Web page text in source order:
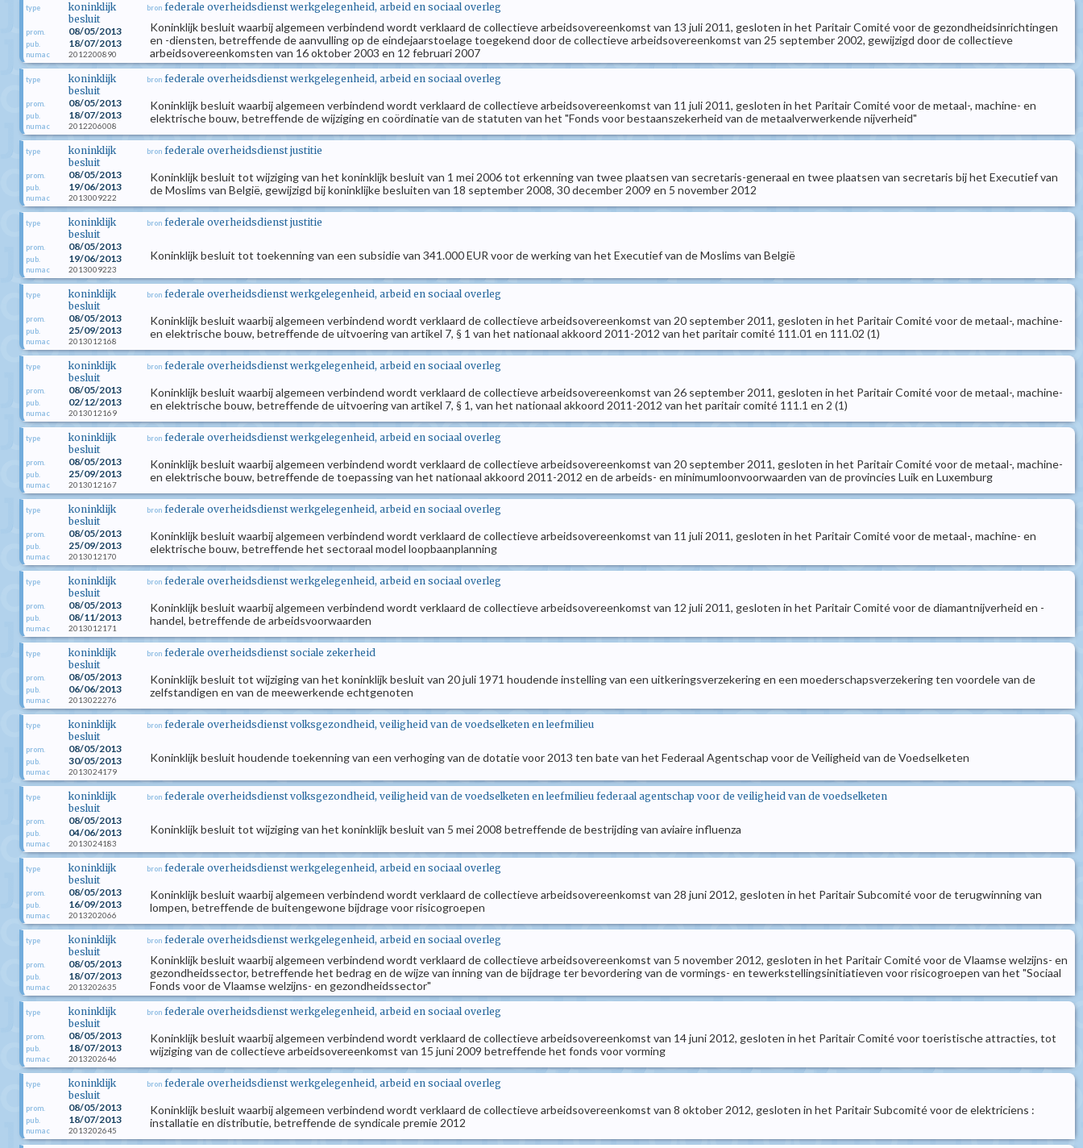
type
koninklijk
besluit
prom. 08/05/2013
pub. 18/07/2013
numac 2012200890
bron federale overheidsdienst werkgelegenheid, arbeid en sociaal overleg
Koninklijk besluit waarbij algemeen verbindend wordt verklaard de collectieve arbeidsovereenkomst van 13 juli 2011, gesloten in het Paritair Comité voor de gezondheidsinrichtingen
en -diensten, betreffende de aanvulling op de eindejaarstoelage toegekend door de collectieve arbeidsovereenkomst van 25 september 2002, gewijzigd door de collectieve
arbeidsovereenkomsten van 16 oktober 2003 en 12 februari 2007
type
koninklijk
besluit
prom. 08/05/2013
pub. 18/07/2013
numac 2012206008
bron federale overheidsdienst werkgelegenheid, arbeid en sociaal overleg
Koninklijk besluit waarbij algemeen verbindend wordt verklaard de collectieve arbeidsovereenkomst van 11 juli 2011, gesloten in het Paritair Comité voor de metaal-, machine- en
elektrische bouw, betreffende de wijziging en coördinatie van de statuten van het "Fonds voor bestaanszekerheid van de metaalverwerkende nijverheid"
type
koninklijk
besluit
prom. 08/05/2013
pub. 19/06/2013
numac 2013009222
bron federale overheidsdienst justitie
Koninklijk besluit tot wijziging van het koninklijk besluit van 1 mei 2006 tot erkenning van twee plaatsen van secretaris-generaal en twee plaatsen van secretaris bij het Executief van
de Moslims van België, gewijzigd bij koninklijke besluiten van 18 september 2008, 30 december 2009 en 5 november 2012
type
koninklijk
besluit
prom. 08/05/2013
pub. 19/06/2013
numac 2013009223
bron federale overheidsdienst justitie
Koninklijk besluit tot toekenning van een subsidie van 341.000 EUR voor de werking van het Executief van de Moslims van België
type
koninklijk
besluit
prom. 08/05/2013
pub. 25/09/2013
numac 2013012168
bron federale overheidsdienst werkgelegenheid, arbeid en sociaal overleg
Koninklijk besluit waarbij algemeen verbindend wordt verklaard de collectieve arbeidsovereenkomst van 20 september 2011, gesloten in het Paritair Comité voor de metaal-, machine-
en elektrische bouw, betreffende de uitvoering van artikel 7, § 1 van het nationaal akkoord 2011-2012 van het paritair comité 111.01 en 111.02 (1)
type
koninklijk
besluit
prom. 08/05/2013
pub. 02/12/2013
numac 2013012169
bron federale overheidsdienst werkgelegenheid, arbeid en sociaal overleg
Koninklijk besluit waarbij algemeen verbindend wordt verklaard de collectieve arbeidsovereenkomst van 26 september 2011, gesloten in het Paritair Comité voor de metaal-, machine-
en elektrische bouw, betreffende de uitvoering van artikel 7, § 1, van het nationaal akkoord 2011-2012 van het paritair comité 111.1 en 2 (1)
type
koninklijk
besluit
prom. 08/05/2013
pub. 25/09/2013
numac 2013012167
bron federale overheidsdienst werkgelegenheid, arbeid en sociaal overleg
Koninklijk besluit waarbij algemeen verbindend wordt verklaard de collectieve arbeidsovereenkomst van 20 september 2011, gesloten in het Paritair Comité voor de metaal-, machine-
en elektrische bouw, betreffende de toepassing van het nationaal akkoord 2011-2012 en de arbeids- en minimumloonvoorwaarden van de provincies Luik en Luxemburg
type
koninklijk
besluit
prom. 08/05/2013
pub. 25/09/2013
numac 2013012170
bron federale overheidsdienst werkgelegenheid, arbeid en sociaal overleg
Koninklijk besluit waarbij algemeen verbindend wordt verklaard de collectieve arbeidsovereenkomst van 11 juli 2011, gesloten in het Paritair Comité voor de metaal-, machine- en
elektrische bouw, betreffende het sectoraal model loopbaanplanning
type
koninklijk
besluit
prom. 08/05/2013
pub. 08/11/2013
numac 2013012171
bron federale overheidsdienst werkgelegenheid, arbeid en sociaal overleg
Koninklijk besluit waarbij algemeen verbindend wordt verklaard de collectieve arbeidsovereenkomst van 12 juli 2011, gesloten in het Paritair Comité voor de diamantnijverheid en -
handel, betreffende de arbeidsvoorwaarden
type
koninklijk
besluit
prom. 08/05/2013
pub. 06/06/2013
numac 2013022276
bron federale overheidsdienst sociale zekerheid
Koninklijk besluit tot wijziging van het koninklijk besluit van 20 juli 1971 houdende instelling van een uitkeringsverzekering en een moederschapsverzekering ten voordele van de
zelfstandigen en van de meewerkende echtgenoten
type
koninklijk
besluit
prom. 08/05/2013
pub. 30/05/2013
numac 2013024179
bron federale overheidsdienst volksgezondheid, veiligheid van de voedselketen en leefmilieu
Koninklijk besluit houdende toekenning van een verhoging van de dotatie voor 2013 ten bate van het Federaal Agentschap voor de Veiligheid van de Voedselketen
type
koninklijk
besluit
prom. 08/05/2013
pub. 04/06/2013
numac 2013024183
bron federale overheidsdienst volksgezondheid, veiligheid van de voedselketen en leefmilieu federaal agentschap voor de veiligheid van de voedselketen
Koninklijk besluit tot wijziging van het koninklijk besluit van 5 mei 2008 betreffende de bestrijding van aviaire influenza
type
koninklijk
besluit
prom. 08/05/2013
pub. 16/09/2013
numac 2013202066
bron federale overheidsdienst werkgelegenheid, arbeid en sociaal overleg
Koninklijk besluit waarbij algemeen verbindend wordt verklaard de collectieve arbeidsovereenkomst van 28 juni 2012, gesloten in het Paritair Subcomité voor de terugwinning van
lompen, betreffende de buitengewone bijdrage voor risicogroepen
type
koninklijk
besluit
prom. 08/05/2013
pub. 18/07/2013
numac 2013202635
bron federale overheidsdienst werkgelegenheid, arbeid en sociaal overleg
Koninklijk besluit waarbij algemeen verbindend wordt verklaard de collectieve arbeidsovereenkomst van 5 november 2012, gesloten in het Paritair Comité voor de Vlaamse welzijns- en
gezondheidssector, betreffende het bedrag en de wijze van inning van de bijdrage ter bevordering van de vormings- en tewerkstellingsinitiatieven voor risicogroepen van het "Sociaal
Fonds voor de Vlaamse welzijns- en gezondheidssector"
type
koninklijk
besluit
prom. 08/05/2013
pub. 18/07/2013
numac 2013202646
bron federale overheidsdienst werkgelegenheid, arbeid en sociaal overleg
Koninklijk besluit waarbij algemeen verbindend wordt verklaard de collectieve arbeidsovereenkomst van 14 juni 2012, gesloten in het Paritair Comité voor toeristische attracties, tot
wijziging van de collectieve arbeidsovereenkomst van 15 juni 2009 betreffende het fonds voor vorming
type
koninklijk
besluit
prom. 08/05/2013
pub. 18/07/2013
numac 2013202645
bron federale overheidsdienst werkgelegenheid, arbeid en sociaal overleg
Koninklijk besluit waarbij algemeen verbindend wordt verklaard de collectieve arbeidsovereenkomst van 8 oktober 2012, gesloten in het Paritair Subcomité voor de elektriciens :
installatie en distributie, betreffende de syndicale premie 2012